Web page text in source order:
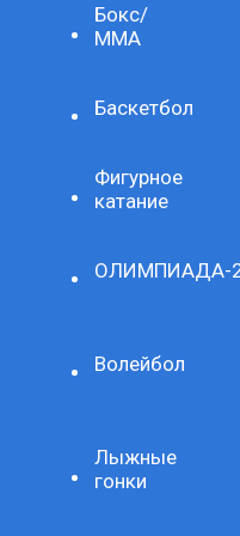
Бокс/
ММА
Баскетбол
Фигурное
катание
ОЛИМПИАДА-
Волейбол
Лыжные
гонки